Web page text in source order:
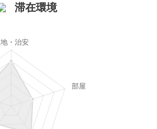
滞在環境